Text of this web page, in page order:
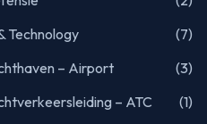
Technology
(7)
– Airport
(3)
– ATC
(1)